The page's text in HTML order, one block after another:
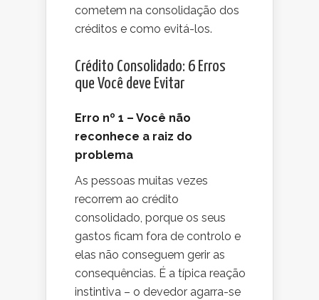
cometem na consolidação dos
créditos e como evitá-los.
Crédito Consolidado: 6 Erros
que Você deve Evitar
Erro nº 1 – Você não
reconhece a raiz do
problema
As pessoas muitas vezes
recorrem ao crédito
consolidado, porque os seus
gastos ficam fora de controlo e
elas não conseguem gerir as
consequências. É a típica reação
instintiva – o devedor agarra-se